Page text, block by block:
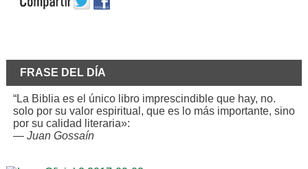
FRASE DEL DÍA
“La Biblia es el único libro imprescindible que hay, no.
solo por su valor espiritual, que es lo más importante, sino
por su calidad literaria»:
— Juan Gossaín